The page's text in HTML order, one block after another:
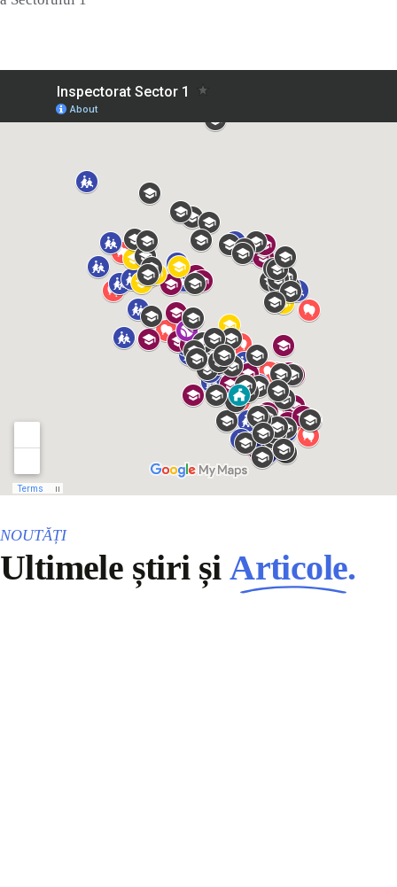
NOUTĂȚI
Ultimele știri șiArticole.